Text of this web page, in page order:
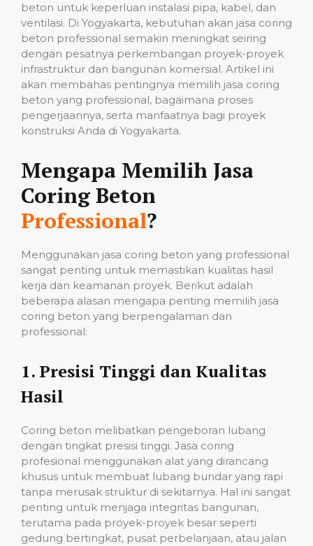
beton untuk keperluan instalasi pipa, kabel, dan
ventilasi. Di Yogyakarta, kebutuhan akan jasa coring
beton professional semakin meningkat seiring
dengan pesatnya perkembangan proyek-proyek
infrastruktur dan bangunan komersial. Artikel ini
akan membahas pentingnya memilih jasa coring
beton yang professional, bagaimana proses
pengerjaannya, serta manfaatnya bagi proyek
konstruksi Anda di Yogyakarta.
Mengapa Memilih Jasa
Coring Beton
Professional?
Menggunakan jasa coring beton yang professional
sangat penting untuk memastikan kualitas hasil
kerja dan keamanan proyek. Berikut adalah
beberapa alasan mengapa penting memilih jasa
coring beton yang berpengalaman dan
professional:
1. Presisi Tinggi dan Kualitas
Hasil
Coring beton melibatkan pengeboran lubang
dengan tingkat presisi tinggi. Jasa coring
profesional menggunakan alat yang dirancang
khusus untuk membuat lubang bundar yang rapi
tanpa merusak struktur di sekitarnya. Hal ini sangat
penting untuk menjaga integritas bangunan,
terutama pada proyek-proyek besar seperti
gedung bertingkat, pusat perbelanjaan, atau jalan